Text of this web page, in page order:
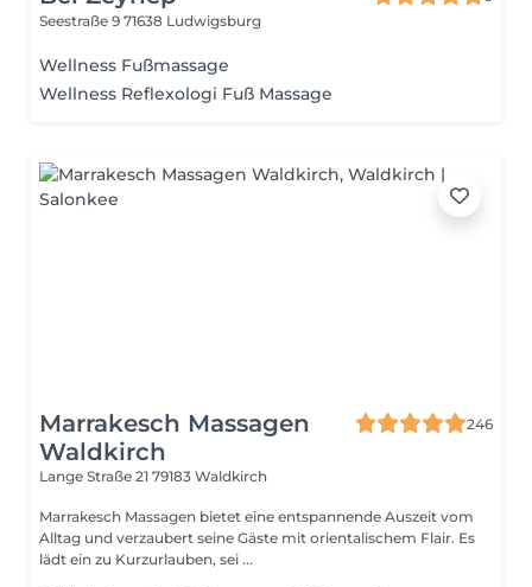
Seestraße 9 71638 Ludwigsburg
Wellness Fußmassage
Wellness Reflexologi Fuß Massage
Marrakesch Massagen
Waldkirch
246
Lange Straße 21 79183 Waldkirch
Marrakesch Massagen bietet eine entspannende Auszeit vom
Alltag und verzaubert seine Gäste mit orientalischem Flair. Es
lädt ein zu Kurzurlauben, sei ...